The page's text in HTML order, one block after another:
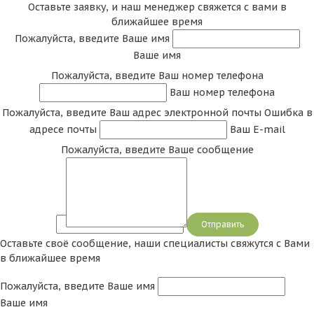
Оставьте заявку, и наш менеджер свяжется с вами в
ближайшее время
Пожалуйста, введите Ваше имя
Ваше имя
Пожалуйста, введите Ваш номер телефона
Ваш номер телефона
Пожалуйста, введите Ваш адрес электронной почты Ошибка в
адресе почты
Ваш E-mail
Пожалуйста, введите Ваше сообщение
Сообщение
Оставьте своё сообщение, наши специалисты свяжутся с Вами
в ближайшее время
Пожалуйста, введите Ваше имя
Ваше имя